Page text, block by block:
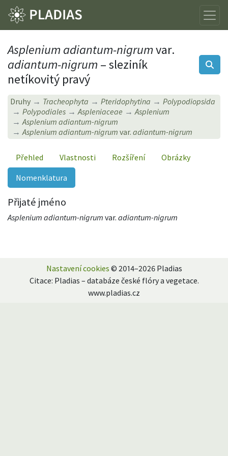
Asplenium adiantum-nigrumvar.
adiantum-nigrum – sleziník
netíkovitý pravý
Druhy Tracheophyta Pteridophytina
Polypodiopsida
Polypodiales
Aspleniaceae
Asplenium
Asplenium adiantum-nigrum
Asplenium adiantum-nigrum var.adiantum-nigrum
Přehled Vlastnosti Rozšíření
Obrázky
Nomenklatura
Přijaté jméno
Asplenium adiantum-nigrum var. adiantum-nigrum
Nastavení cookies © 2014–2026 Pladias
Citace: Pladias – databáze české flóry a vegetace.
www.pladias.cz